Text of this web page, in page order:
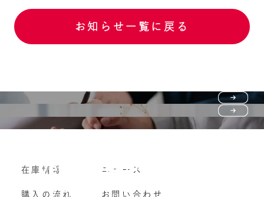
お知らせ一覧に戻る
購入の流れ
よくいただくご質問
Vehicle purchase
車両買い取り
在庫情報
購入の流れ
ニュース
お問い合わせ